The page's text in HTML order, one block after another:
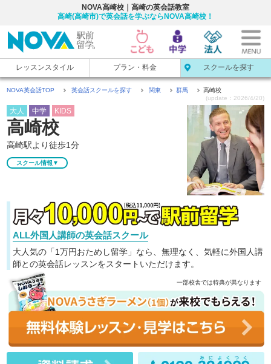
NOVA高崎校｜高崎の英会話教室
高崎(高崎市)で英会話を学ぶならNOVA高崎校！
レッスンスタイル プラン・料金 スクールを探す
NOVA英会話TOP 英会話スクールを探す 関東 群馬
高崎校
(update：2026/4/20)
高崎校
高崎駅より徒歩1分
大人 中学 KIDS
スクール情報▼
ALL外国人講師の英会話スクール
大人気の「1万円おためし留学」なら、無理なく、気軽に外国人講
師との英会話レッスンをスタートいただけます。
一部校舎では特典が異なります